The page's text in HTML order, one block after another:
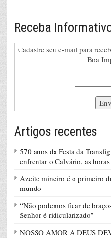
Receba
Cadastre seu e-mail para
Boa
Artigos recentes
570 anos da Festa da
enfrentar o Calvário, as
Azeite mineiro é o primeiro
mundo
“Não podemos ficar de
Senhor é ridicularizado”
NOSSO AMOR A DEUS